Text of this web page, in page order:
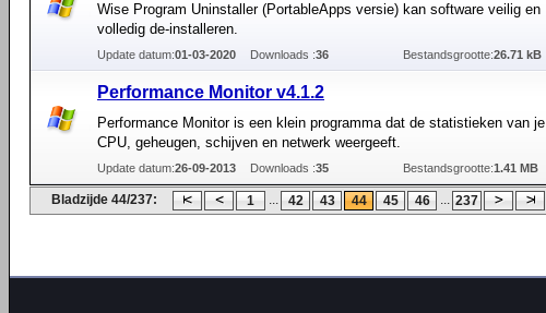
Wise Program Uninstaller (PortableApps versie) kan software veilig en
volledig de-installeren.
Update datum:01-03-2020 Downloads :36 Bestandsgrootte:26.71 kB
Performance Monitor v4.1.2
Performance Monitor is een klein programma dat de statistieken van je
CPU, geheugen, schijven en netwerk weergeeft.
Update datum:26-09-2013 Downloads :35 Bestandsgrootte:1.41 MB
Bladzijde 44/237: 1 ... 42 43 44 45 46 ... 237